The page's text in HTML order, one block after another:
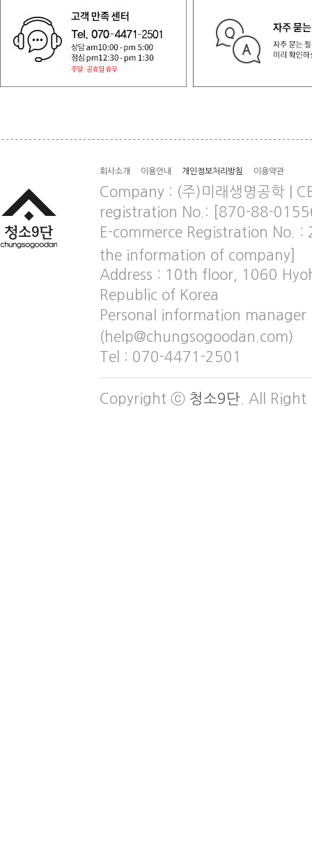
회사소개 이용안내 개인정보처리방침 이용약관
Company : (주)미래생명공학 |
registration No.: [870-88-
E-commerce Registration No.
the information of company]
Address : 10th floor, 1060
Republic of Korea
Personal information manager
(help@chungsogoodan.com)
Tel : 070-4471-2501
Copyright ⓒ 청소9단 . All Right